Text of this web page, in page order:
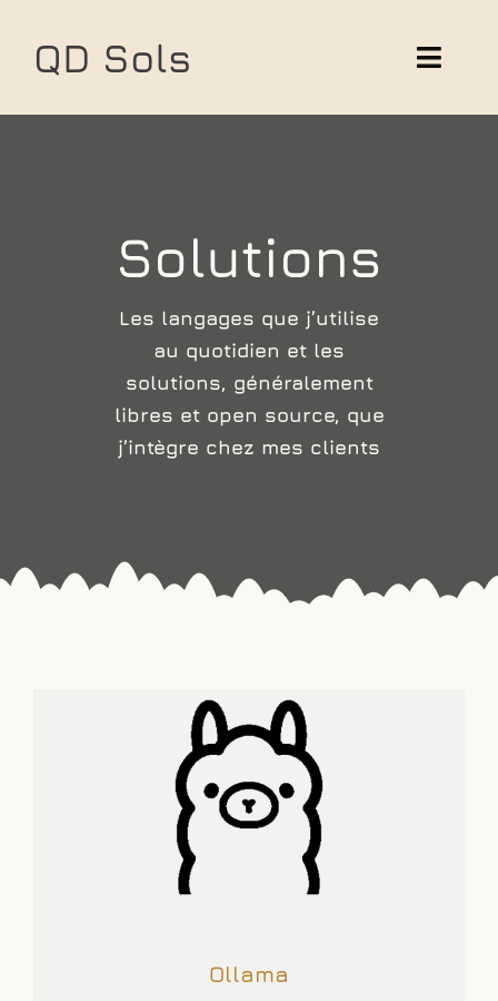
contentQD Sols
Solutions
Les langages que j’utilise
au quotidien et les
solutions, généralement
libres et open source, que
j’intègre chez mes clients
Ollama